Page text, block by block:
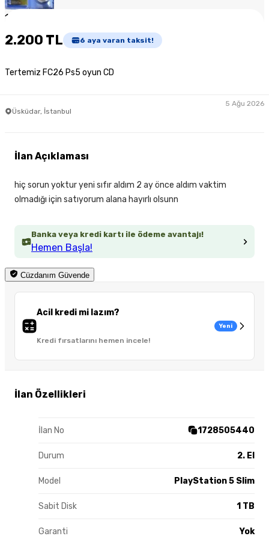
1
2.200 TL 6 aya varan taksit!
Tertemiz FC26 Ps5 oyun CD
Üsküdar, İstanbul
5 Ağu 2026
Banka veya kredi kartı ile ödeme avantajı!
Hemen Başla!
Cüzdanım Güvende
Acil kredi mi lazım?
Kredi fırsatlarını hemen incele!
Yeni
İlan Özellikleri
İlan No 1728505440
Durum 2. El
Model PlayStation 5 Slim
Sabit Disk 1 TB
Garanti Yok
İlan Açıklaması
hiç sorun yoktur yeni sıfır aldım 2 ay önce aldım vaktim
olmadığı için satıyorum alana hayırlı olsunn